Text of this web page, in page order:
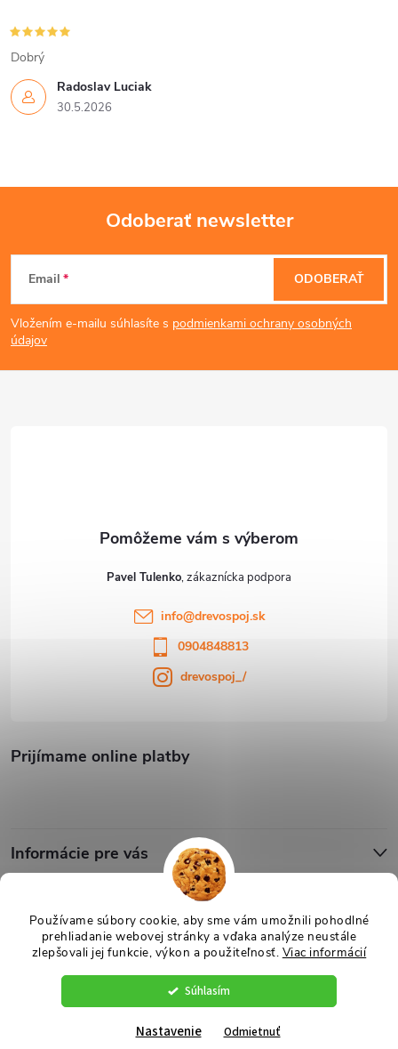
Používame súbory cookie, aby sme vám umožnili pohodlné
prehliadanie webovej stránky a vďaka analýze neustále
zlepšovali jej funkcie, výkon a použiteľnosť. Viac informácií
Súhlasím
Nastavenie Odmietnuť
Radoslav Luciak
30.5.2026
Dobrý
Z
á
p
Odoberať newsletter
Email
Vložením e-mailu súhlasíte s podmienkami ochrany osobných
údajov
ODOBERAŤ
Prijímame online platby
Pavel Tulenko
info@drevospoj.sk
0904848813
drevospoj_/
Informácie pre vás
Vytvoril Shoptet
cookies